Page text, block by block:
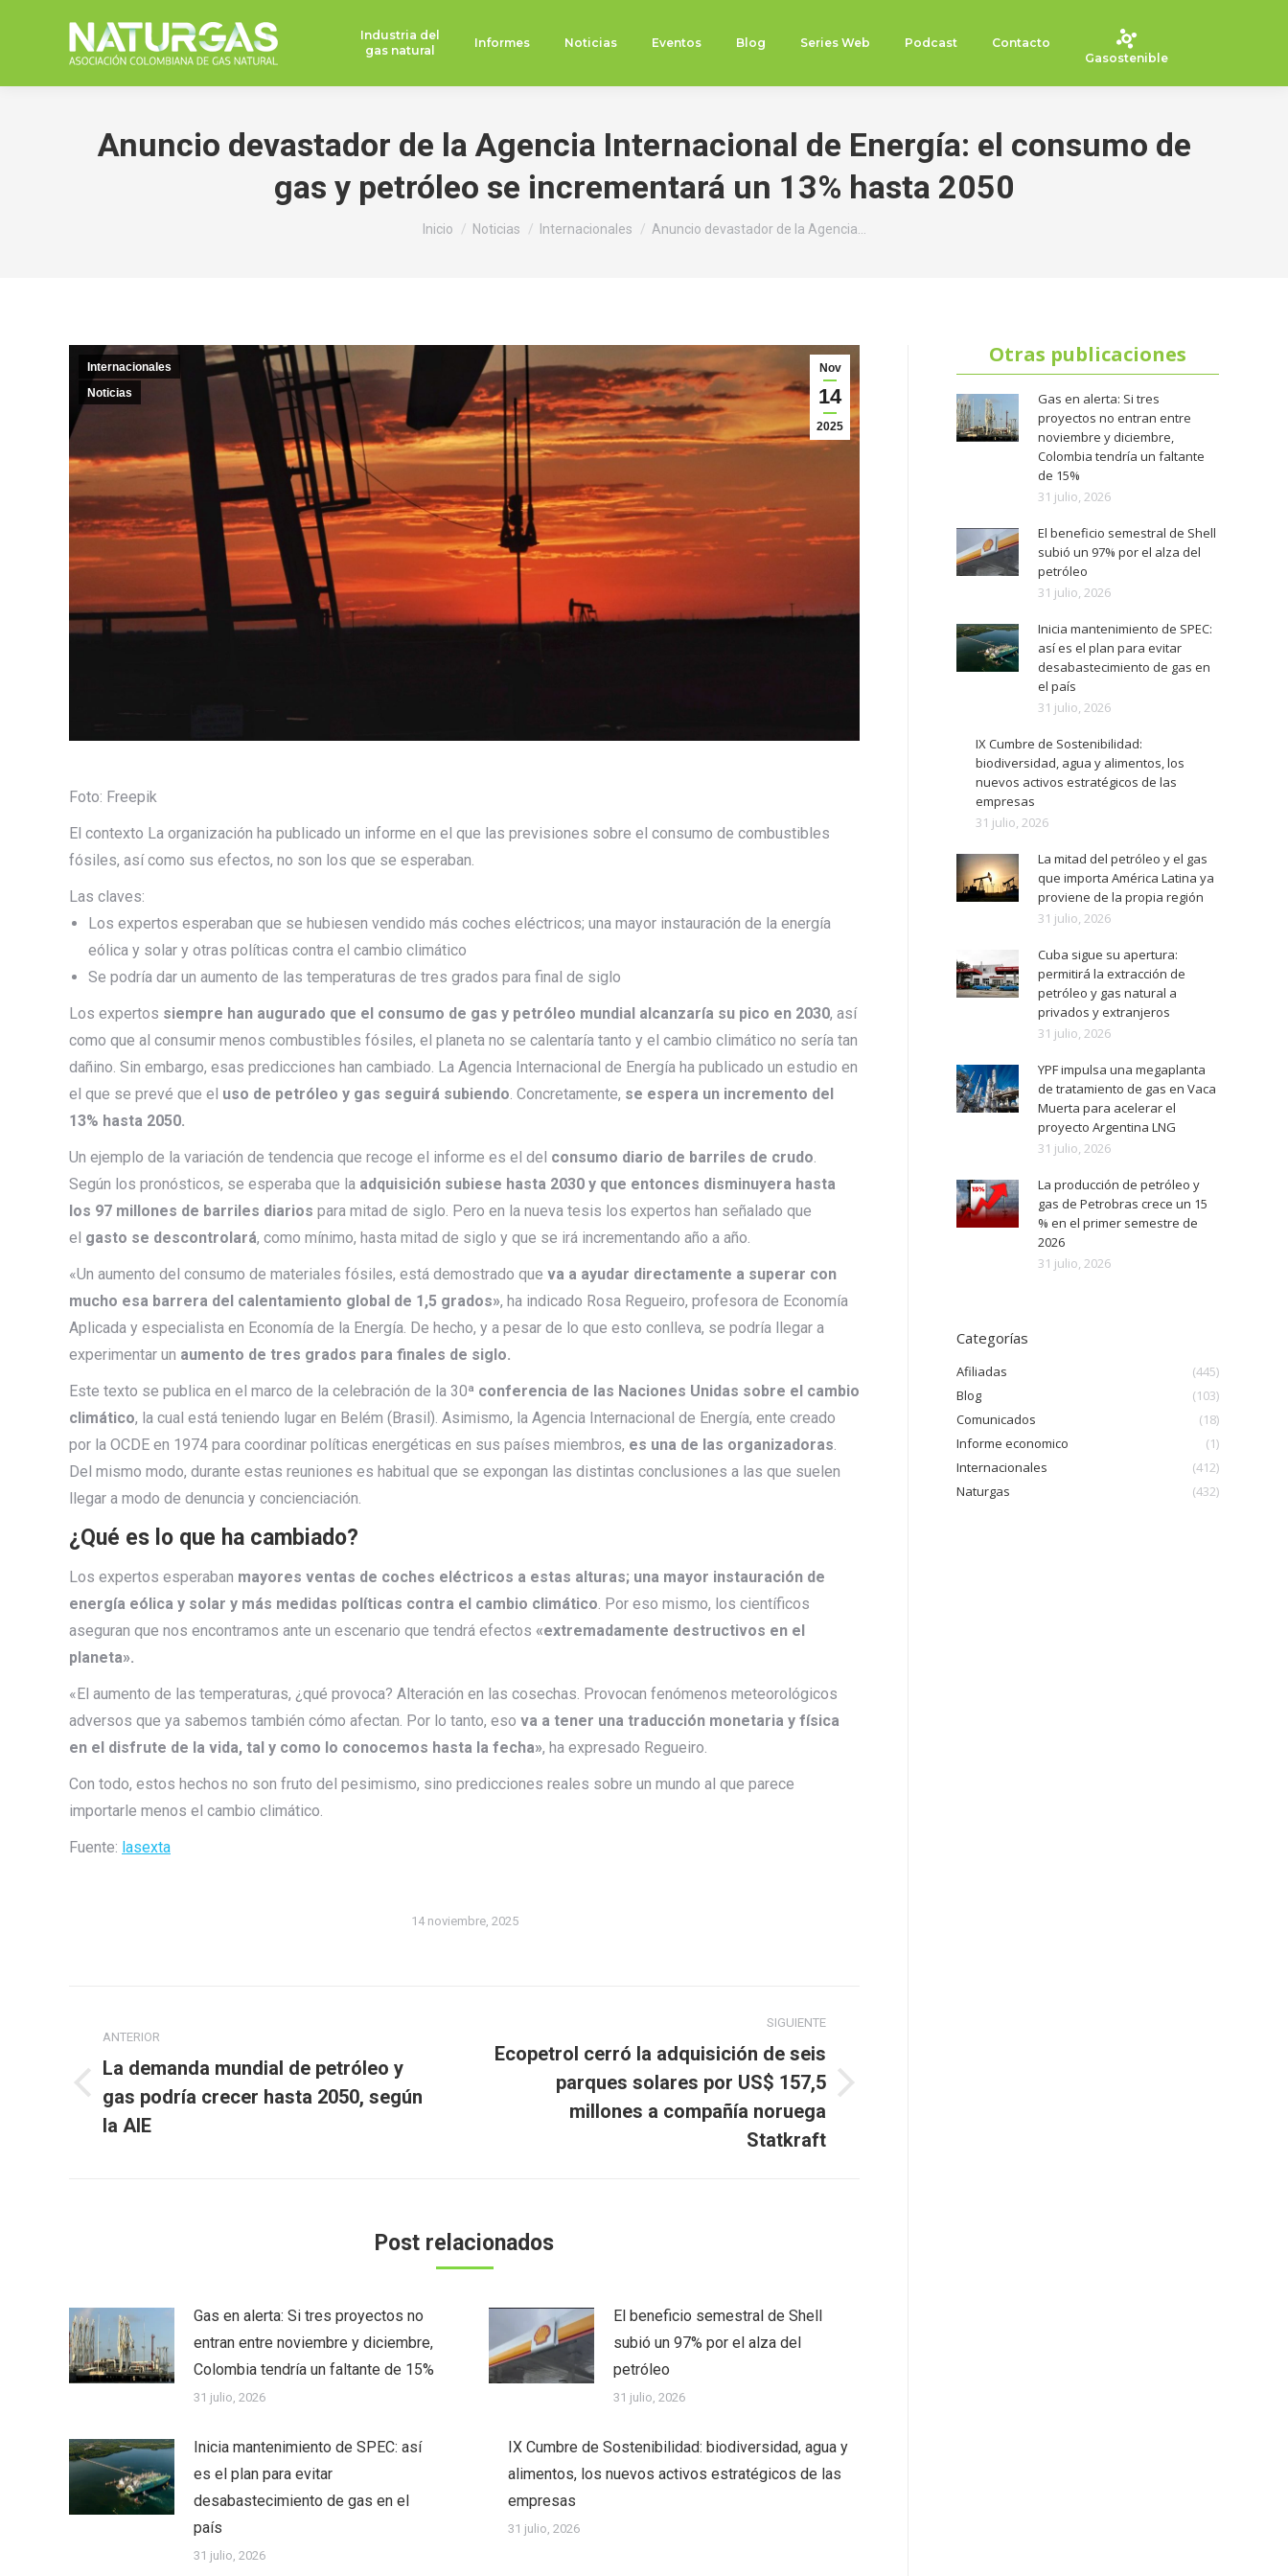
Industria del
gas natural
Informes Noticias Eventos Blog Series Web Podcast
Contacto
Gasostenible
Anuncio devastador de la Agencia Internacional de Energía: el consumo de
gas y petróleo se incrementará un 13% hasta 2050
Estás aquí:
Inicio Noticias Internacionales Anuncio devastador de la Agencia…
Nov
14
2025
Internacionales
Noticias
Foto: Freepik
El contexto La organización ha publicado un informe en el que las previsiones sobre el consumo de combustibles
fósiles, así como sus efectos, no son los que se esperaban.
Las claves:
Los expertos esperaban que se hubiesen vendido más coches eléctricos; una mayor instauración de la energía
eólica y solar y otras políticas contra el cambio climático
Se podría dar un aumento de las temperaturas de tres grados para final de siglo
Los expertos siempre han augurado que el consumo de gas y petróleo mundial alcanzaría su pico en 2030, así
como que al consumir menos combustibles fósiles, el planeta no se calentaría tanto y el cambio climático no sería tan
dañino. Sin embargo, esas predicciones han cambiado. La Agencia Internacional de Energía ha publicado un estudio en
el que se prevé que el uso de petróleo y gas seguirá subiendo . Concretamente, se espera un incremento del
13% hasta 2050.
Un ejemplo de la variación de tendencia que recoge el informe es el del consumo diario de barriles de crudo
Según los pronósticos, se esperaba que la adquisición subiese hasta 2030 y que entonces disminuyera hasta
los 97 millones de barriles diarios para mitad de siglo. Pero en la nueva tesis los expertos han señalado que
el gasto se descontrolará, como mínimo, hasta mitad de siglo y que se irá incrementando año a año.
«Un aumento del consumo de materiales fósiles, está demostrado que va a ayudar directamente a superar con
mucho esa barrera del calentamiento global de 1,5 grados», ha indicado Rosa Regueiro, profesora de Economía
Aplicada y especialista en Economía de la Energía. De hecho, y a pesar de lo que esto conlleva, se podría llegar a
experimentar un aumento de tres grados para finales de siglo.
Este texto se publica en el marco de la celebración de la 30ª conferencia de las Naciones Unidas sobre el cambio
climático, la cual está teniendo lugar en Belém (Brasil). Asimismo, la Agencia Internacional de Energía, ente creado
por la OCDE en 1974 para coordinar políticas energéticas en sus países miembros, es una de las organizadoras
Del mismo modo, durante estas reuniones es habitual que se expongan las distintas conclusiones a las que suelen
llegar a modo de denuncia y concienciación.
¿Qué es lo que ha cambiado?
Los expertos esperaban mayores ventas de coches eléctricos a estas alturas; una mayor instauración de
energía eólica y solar y más medidas políticas contra el cambio climático . Por eso mismo, los científicos
aseguran que nos encontramos ante un escenario que tendrá efectos «extremadamente destructivos en el
planeta».
«El aumento de las temperaturas, ¿qué provoca? Alteración en las cosechas. Provocan fenómenos meteorológicos
adversos que ya sabemos también cómo afectan. Por lo tanto, eso va a tener una traducción monetaria y física
en el disfrute de la vida, tal y como lo conocemos hasta la fecha», ha expresado Regueiro.
Con todo, estos hechos no son fruto del pesimismo, sino predicciones reales sobre un mundo al que parece
importarle menos el cambio climático.
Fuente: lasexta
14 noviembre, 2025
entre
publicaciones
ANTERIOR
Publicación
anterior:
La demanda mundial de petróleo y
gas podría crecer hasta 2050, según
la AIE
SIGUIENTE
Publicación
Ecopetrol cerró la adquisición de seis
parques solares por US$ 157,5
millones a compañía noruega
Statkraft
Post relacionados
Gas en alerta: Si tres proyectos no
entran entre noviembre y diciembre,
Colombia tendría un faltante de 15%
31 julio, 2026
El beneficio semestral de Shell
subió un 97% por el alza del
petróleo
31 julio, 2026
Inicia mantenimiento de SPEC: así
es el plan para evitar
desabastecimiento de gas en el
país
31 julio, 2026
IX Cumbre de Sostenibilidad: biodiversidad, agua y
alimentos, los nuevos activos estratégicos de las
empresas
31 julio, 2026
Otras publicaciones
Gas en alerta: Si tres
proyectos no entran entre
noviembre y diciembre,
Colombia tendría un faltante
de 15%
31 julio, 2026
El beneficio semestral de Shell
subió un 97% por el alza del
petróleo
31 julio, 2026
Inicia mantenimiento de SPEC:
así es el plan para evitar
desabastecimiento de gas en
el país
31 julio, 2026
IX Cumbre de Sostenibilidad:
biodiversidad, agua y alimentos, los
nuevos activos estratégicos de las
empresas
31 julio, 2026
La mitad del petróleo y el gas
que importa América Latina ya
proviene de la propia región
31 julio, 2026
Cuba sigue su apertura:
permitirá la extracción de
petróleo y gas natural a
privados y extranjeros
31 julio, 2026
YPF impulsa una megaplanta
de tratamiento de gas en Vaca
Muerta para acelerar el
proyecto Argentina LNG
31 julio, 2026
La producción de petróleo y
gas de Petrobras crece un 15
% en el primer semestre de
2026
31 julio, 2026
Categorías
Afiliadas
(445)
Blog
(103)
Comunicados
(18)
Informe economico
(1)
Internacionales
(412)
Naturgas
(432)